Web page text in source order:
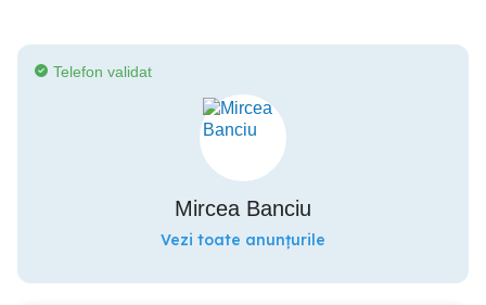
Telefon validat
Mircea Banciu
Vezi toate anunțurile